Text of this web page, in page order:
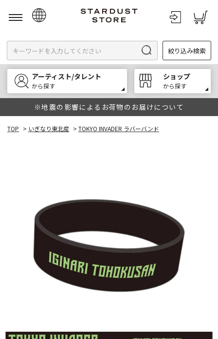
English
한국어
中文
絞り込み検索
アーティスト/タレント
から探す
ショップ
から探す
※地震の影響によるお荷物のお届けについて
TOP > いぎなり東北産 > TOKYO INVADER ラバーバンド